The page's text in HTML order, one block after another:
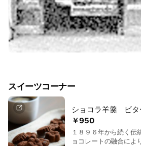
スイーツコーナー
￥950
ショコラ羊羹 ビタ
１８９６年から続く伝
ョコレートの融合によ